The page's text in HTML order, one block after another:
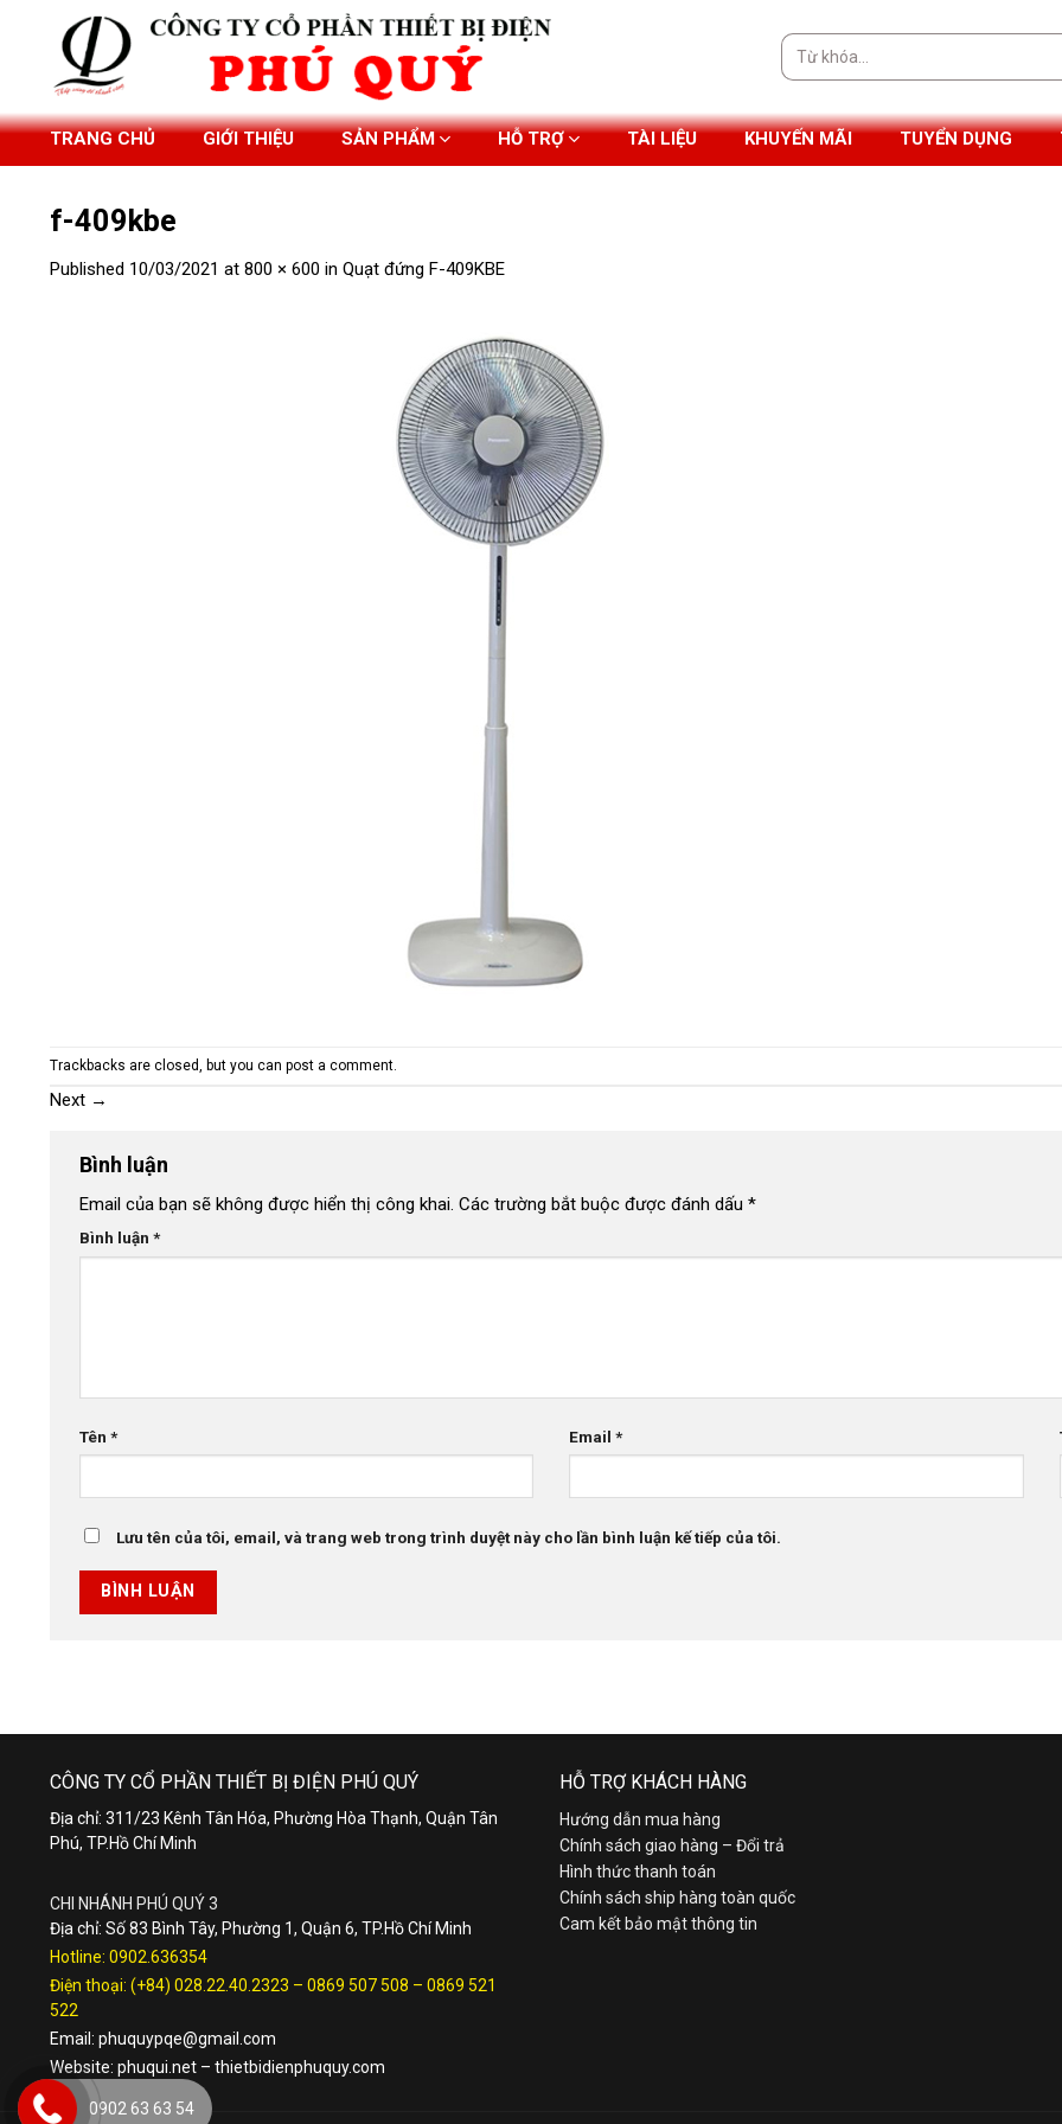
Tìm
kiếm:
TRANG CHỦ GIỚI THIỆU SẢN PHẨM HỖ TRỢ TÀI LIỆU KHUYẾN MÃI TUYỂN DỤNG
f-409kbe
Published 10/03/2021 at 800 × 600 in Quạt đứng F-409KBE
Trackbacks are closed, but you can post a comment
Next →
Bình luận
Email của bạn sẽ không được hiển thị công khai. Các trường bắt buộc được đánh dấu *
Bình luận *
Tên * Email*
Lưu tên của tôi, email, và trang web trong trình duyệt này cho lần bình luận kế tiếp của tôi.
CÔNG TY CỔ PHẦN THIẾT BỊ ĐIỆN PHÚ QUÝ
Địa chỉ: 311/23 Kênh Tân Hóa, Phường Hòa Thạnh, Quận Tân
Phú, TP.Hồ Chí Minh
CHI NHÁNH PHÚ QUÝ 3
Địa chỉ: Số 83 Bình Tây, Phường 1, Quận 6, TP.Hồ Chí Minh
Hotline: 0902.636354
Điện thoại: (+84) 028.22.40.2323 – 0869 507 508 – 0869 521
522
Email: phuquypqe@gmail.com
Website: phuqui.net – thietbidienphuquy.com
HỖ TRỢ KHÁCH HÀNG
Hướng dẫn mua hàng
Chính sách giao hàng – Đổi trả
Hình thức thanh toán
Chính sách ship hàng toàn quốc
Cam kết bảo mật thông tin
0902 63 63 54